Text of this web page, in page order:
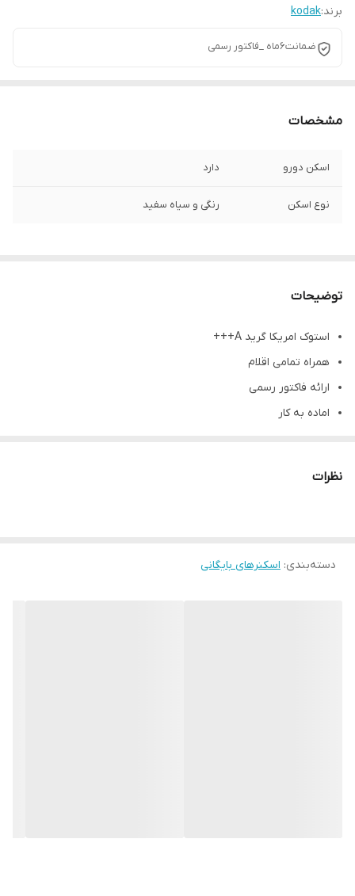
برند:kodak
ضمانت6ماه _فاکتور رسمی
مشخصات
اسکن دورو دارد
نوع اسکن رنگی و سیاه سفید
توضیحات
استوک امریکا گرید A+++
همراه تمامی اقلام
ارائه فاکتور رسمی
اماده به کار
نظرات
دسته‌بندی: اسکنرهای بایگانی